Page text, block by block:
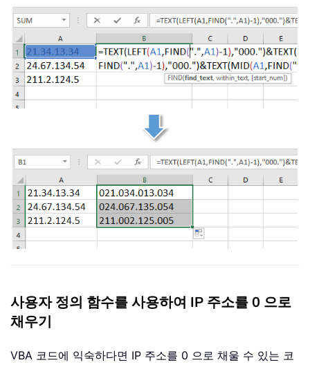
사용자 정의 함수를 사용하여 IP 주소를 0 으로
채우기
VBA 코드에 익숙하다면 IP 주소를 0 으로 채울 수 있는 코